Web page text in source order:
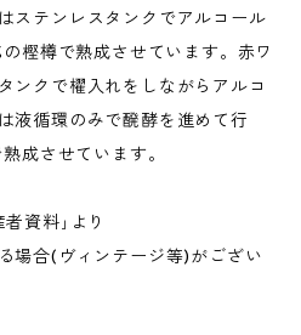
ステンレスタンクでアルコール
樫樽で熟成させています。赤ワ
ンクで櫂入れをしながらアルコ
液循環のみで醗酵を進めて行
成させています。
資料｣より
場合(ヴィンテージ等)がござい